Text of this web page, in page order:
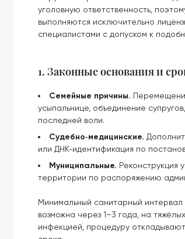
уголовную ответственность,
выполняются исключительно
специалистами с допуском к
1. Законные основания и
Семейные причины.
усыпальнице, объединение
последней воли.
Судебно‑медицинские.
или ДНК‑идентификация по
Муниципальные. Реконструкция
территории по распоряжению
Минимальный санитарный
возможна через 1–3 года, на
инфекцией, процедуру